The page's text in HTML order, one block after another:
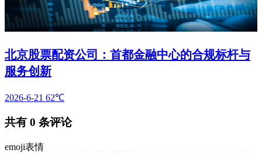
北京股票配资公司：首都金融中心的合规标杆与
服务创新
2026-6-21 62℃
共有 0 条评论
emoji表情